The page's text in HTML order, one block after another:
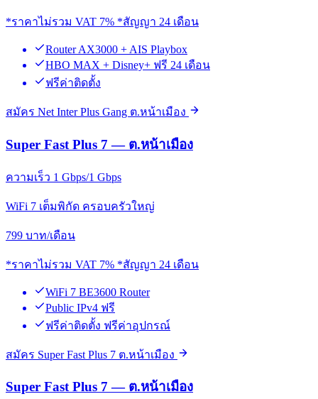
*ราคาไม่รวม VAT 7% *สัญญา 24 เดือน
Router AX3000 + AIS Playbox
HBO MAX + Disney+ ฟรี 24 เดือน
ฟรีค่าติดตั้ง
สมัคร Net Inter Plus Gang ต.หน้าเมือง
Super Fast Plus 7 — ต.หน้าเมือง
ความเร็ว 1 Gbps/1 Gbps
WiFi 7 เต็มพิกัด ครอบครัวใหญ่
799 บาท/เดือน
*ราคาไม่รวม VAT 7% *สัญญา 24 เดือน
WiFi 7 BE3600 Router
Public IPv4 ฟรี
ฟรีค่าติดตั้ง ฟรีค่าอุปกรณ์
สมัคร Super Fast Plus 7 ต.หน้าเมือง
Super Fast Plus 7 — ต.หน้าเมือง